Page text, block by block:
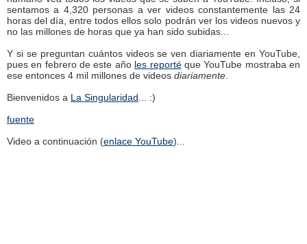
sentamos a 4,320 personas a ver videos constantemente las 24
horas del día, entre todos ellos solo podrán ver los videos nuevos y
no las millones de horas que ya han sido subidas...
Y si se preguntan cuántos videos se ven diariamente en YouTube,
pues en febrero de este año les reportéque YouTube mostraba en
ese entonces 4 mil millones de videos diariamente
Bienvenidos a La Singularidad ... :)
fuente
Video a continuación (enlace YouTube)...